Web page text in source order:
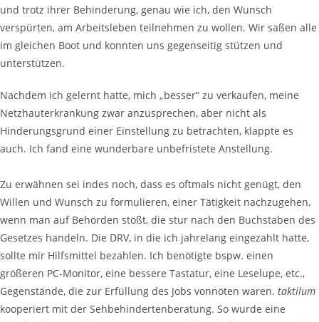
und trotz ihrer Behinderung, genau wie ich, den Wunsch
verspürten, am Arbeitsleben teilnehmen zu wollen. Wir saßen alle
im gleichen Boot und konnten uns gegenseitig stützen und
unterstützen.
Nachdem ich gelernt hatte, mich „besser“ zu verkaufen, meine
Netzhauterkrankung zwar anzusprechen, aber nicht als
Hinderungsgrund einer Einstellung zu betrachten, klappte es
auch. Ich fand eine wunderbare unbefristete Anstellung.
Zu erwähnen sei indes noch, dass es oftmals nicht genügt, den
Willen und Wunsch zu formulieren, einer Tätigkeit nachzugehen,
wenn man auf Behörden stößt, die stur nach den Buchstaben des
Gesetzes handeln. Die DRV, in die ich jahrelang eingezahlt hatte,
sollte mir Hilfsmittel bezahlen. Ich benötigte bspw. einen
größeren PC-Monitor, eine bessere Tastatur, eine Leselupe, etc.,
Gegenstände, die zur Erfüllung des Jobs vonnöten waren. taktilum
kooperiert mit der Sehbehindertenberatung. So wurde eine